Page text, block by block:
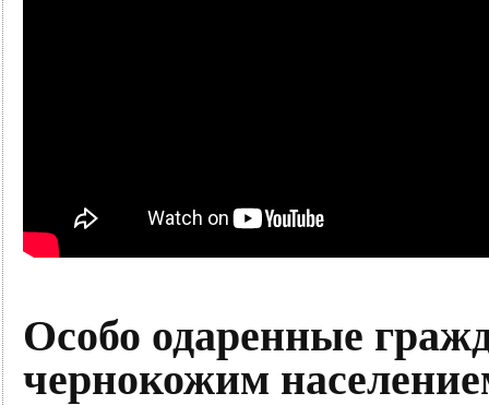
Особо одаренные
чернокожим